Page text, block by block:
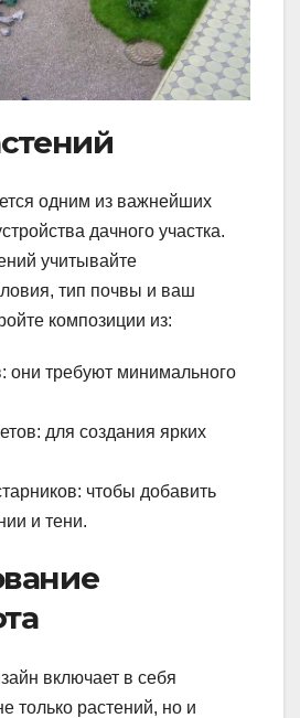
одним из важнейших
дачного участка.
учитывайте
тип почвы и ваш
композиции из:
они требуют минимального
для создания ярких
чтобы добавить
и тени.
включает в себя
только растений, но и